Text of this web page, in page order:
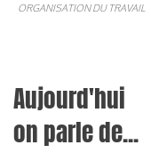
ORGANISATION DU TRAVAIL
Aujourd'hui
on parle de...